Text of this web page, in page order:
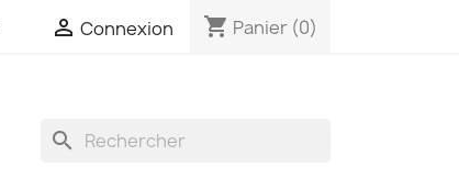
 Connexion shopping_cart Panier (0)
search